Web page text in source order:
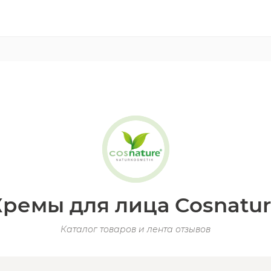
для лица
Каталог товаров и лента отзывов